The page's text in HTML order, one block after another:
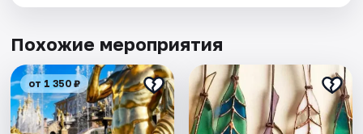
Похожие мероприятия
от 1 350 ₽